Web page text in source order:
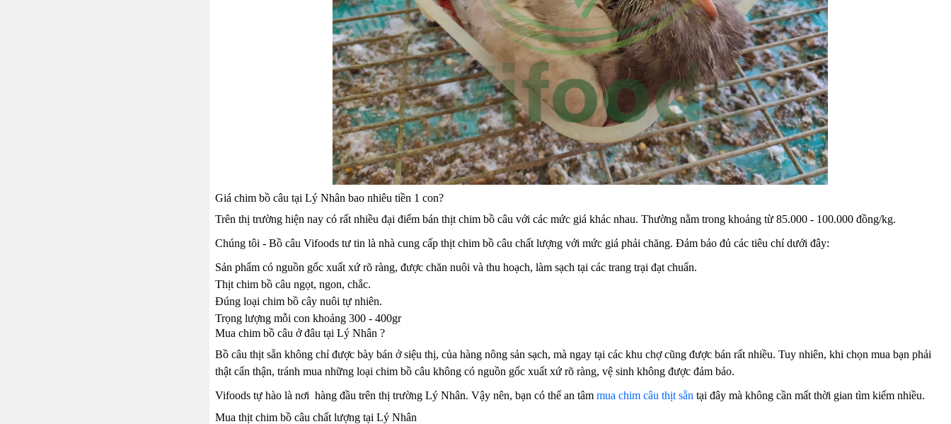
Giá chim bồ câu tại Lý Nhân bao nhiêu tiền 1 con?
Trên thị trường hiện nay có rất nhiều đại điểm bán thịt chim bồ câu với các mức giá khác nhau. Thường nằm trong khoảng từ 85.000 - 100.000 đồng/kg.
Chúng tôi - Bồ câu Vifoods tư tin là nhà cung cấp thịt chim bồ câu chất lượng với mức giá phải chăng. Đảm bảo đủ các tiêu chí dưới đây:
Sản phẩm có nguồn gốc xuất xứ rõ ràng, được chăn nuôi và thu hoạch, làm sạch tại các trang trại đạt chuẩn.
Thịt chim bồ câu ngọt, ngon, chắc.
Đúng loại chim bồ cây nuôi tự nhiên.
Trọng lượng mỗi con khoảng 300 - 400gr
Mua chim bồ câu ở đâu tại Lý Nhân ?
Bồ câu thịt sẵn không chỉ được bày bán ở siệu thị, của hàng nông sản sạch, mà ngay tại các khu chợ cũng được bán rất nhiều. Tuy nhiên, khi chọn mua bạn phải
thật cẩn thận, tránh mua những loại chim bồ câu không có nguồn gốc xuất xứ rõ ràng, vệ sinh không được đảm bảo.
Vifoods tự hào là nơi hàng đầu trên thị trường Lý Nhân. Vậy nên, bạn có thể an tâm mua chim câu thịt sẵn tại đây mà không cần mất thời gian tìm kiếm nhiều.
Mua thịt chim bồ câu chất lượng tại Lý Nhân